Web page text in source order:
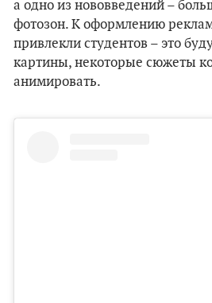
а одно из нововведений –
фотозон. К оформлению
привлекли студентов – это
картины, некоторые сюжеты
анимировать.